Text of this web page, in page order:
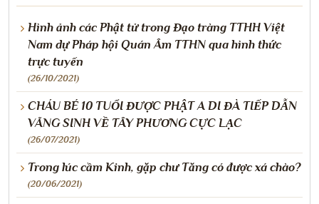
Hình ảnh các Phật tử trong Đạo tràng TTHH Việt
Nam dự Pháp hội Quán Âm TTHN qua hình thức
trực tuyến
(26/10/2021)
CHÁU BÉ 10 TUỔI ĐƯỢC PHẬT A DI ĐÀ TIẾP DẪN
VÃNG SINH VỀ TÂY PHƯƠNG CỰC LẠC
(26/07/2021)
Trong lúc cầm Kinh, gặp chư Tăng có được xá chào?
(20/06/2021)